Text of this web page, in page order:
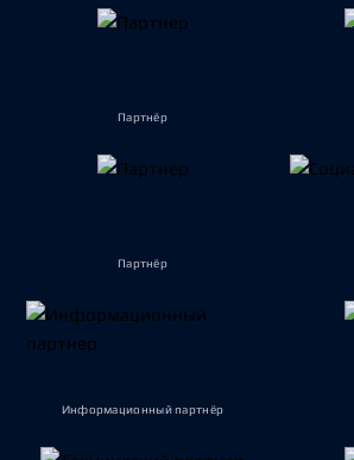
Партнёр
Партнёр
Информационный партнёр